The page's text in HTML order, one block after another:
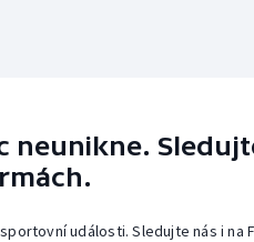
neunikne.
události. Sledujte nás i na